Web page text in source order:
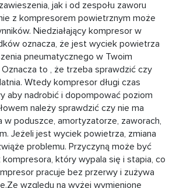
jak i od zespołu zaworu
z kompresorem powietrznym może
Niedziałający kompresor w
oznacza, że jest wyciek powietrza
pneumatycznego w Twoim
to , że trzeba sprawdzić czy
Wtedy kompresor długi czas
aby nadrobić i dopompować poziom
należy sprawdzić czy nie ma
w poduszce, amortyzatorze, zaworach,
Jeżeli jest wyciek powietrza, zmiana
problemu. Przyczyną może być
który wypala się i stapia, co
pracuje bez przerwy i zużywa
względu na wyżej wymienione